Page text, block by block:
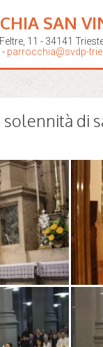
SAN
11 - 34141
- parrocchia@svdp-
di